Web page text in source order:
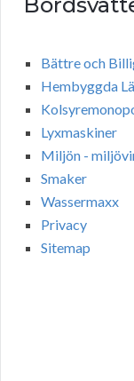
Bättre och
Hembyggda
Lyxmaskiner
Miljön -
Smaker
Wassermaxx
Privacy
Sitemap